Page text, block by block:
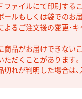
ファイルにて印刷する
ールもしくは袋でのお
るご注文後の変更・キ
商品がお届けできない
ただくことがあります。
切れが判明した場合は